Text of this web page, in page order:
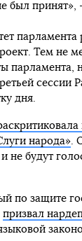
был принят»,
парламента
Тем не
парламента,
сессии
дня.
народа».
не будут
по защите
призвал